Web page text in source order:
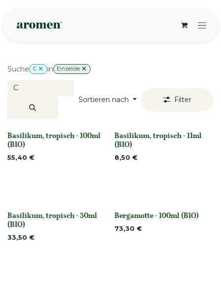
Suche C in Einzelöle
Sortieren nach Filter
None
Basilikum, tropisch - 100ml
(BIO)
55,40 €
None
Basilikum, tropisch - 11ml
(BIO)
8,50 €
None
Basilikum, tropisch - 50ml
(BIO)
33,50 €
None
Bergamotte - 100ml (BIO)
73,30 €